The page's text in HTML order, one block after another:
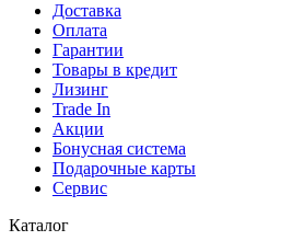
Доставка
Оплата
Гарантии
Товары в кредит
Лизинг
Trade In
Акции
Бонусная система
Подарочные карты
Сервис
Каталог